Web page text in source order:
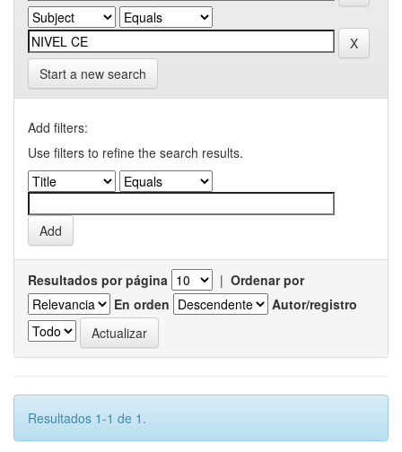
Start a new search
Add filters:
Use filters to refine the search results.
Resultados por página | Ordenar por
En orden
Autor/registro
Resultados 1-1 de 1.